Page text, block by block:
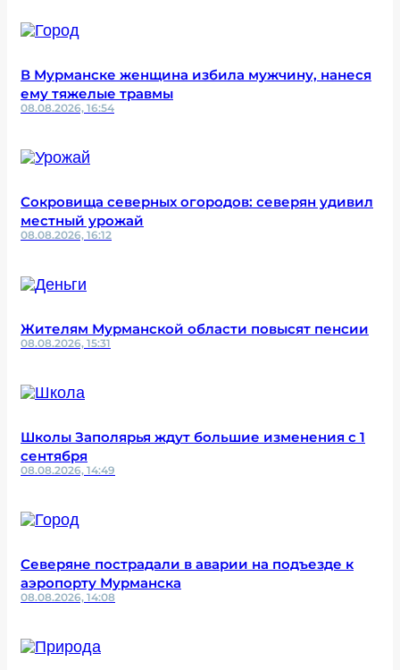
В Мурманске женщина избила мужчину, нанеся
ему тяжелые травмы
08.08.2026, 16:54
Сокровища северных огородов: северян удивил
местный урожай
08.08.2026, 16:12
Жителям Мурманской области повысят пенсии
08.08.2026, 15:31
Школы Заполярья ждут большие изменения с 1
сентября
08.08.2026, 14:49
Северяне пострадали в аварии на подъезде к
аэропорту Мурманска
08.08.2026, 14:08